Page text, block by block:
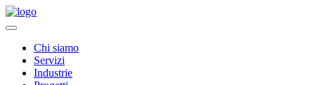
Chi siamo
Servizi
Industrie